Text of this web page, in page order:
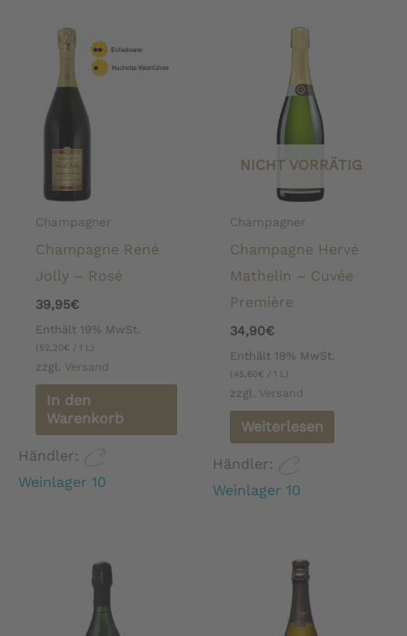
Champagner
Champagne René
Jolly – Rosé
39,95€
Enthält 19% MwSt.
(52,20€ / 1 L)
zzgl. Versand
In den
Warenkorb
Händler:
Weinlager 10
NICHT VORRÄTIG
Champagner
Champagne Hervé
Mathelin – Cuvée
Première
34,90€
Enthält 19% MwSt.
(45,60€ / 1 L)
zzgl. Versand
Weiterlesen
Händler:
Weinlager 10